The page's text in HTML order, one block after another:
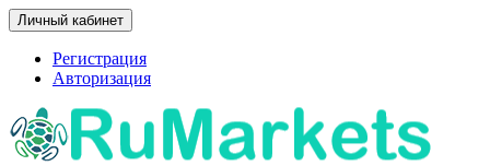
Личный кабинет
Регистрация
Авторизация